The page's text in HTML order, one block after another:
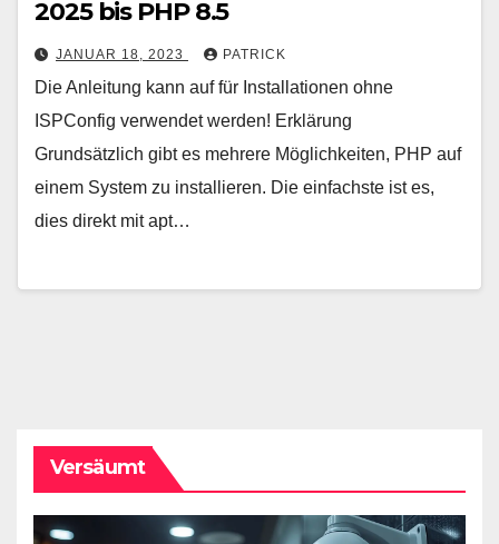
2025 bis PHP 8.5
JANUAR 18, 2023 PATRICK
Die Anleitung kann auf für Installationen ohne
ISPConfig verwendet werden! Erklärung
Grundsätzlich gibt es mehrere Möglichkeiten, PHP auf
einem System zu installieren. Die einfachste ist es,
dies direkt mit apt…
Versäumt